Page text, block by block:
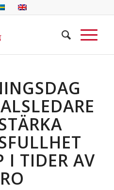
I TIDER AV